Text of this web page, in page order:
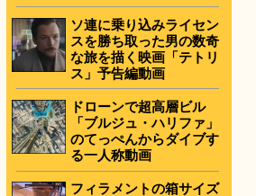
ソ連に乗り込みライセン
スを勝ち取った男の数奇
な旅を描く映画「テトリ
ス」予告編動画
ドローンで超高層ビル
「ブルジュ・ハリファ」
のてっぺんからダイブす
る一人称動画
フィラメントの箱サイズ